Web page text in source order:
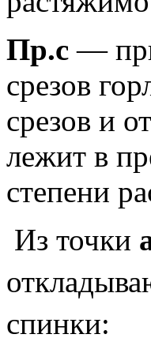
Пр.с —
срезов
срезов и
лежит в
степени
Из точки
спинки: